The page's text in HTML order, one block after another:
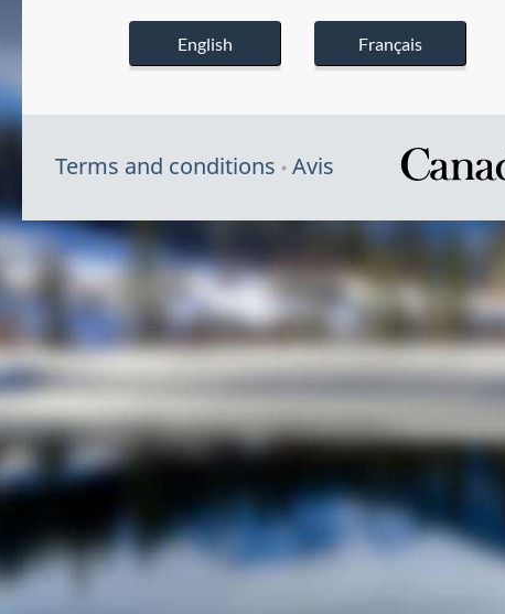
English Français
Terms and conditions Avis